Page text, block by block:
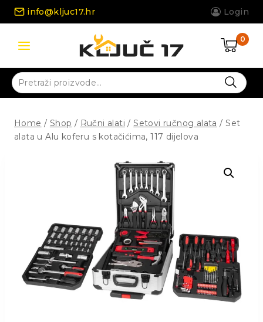
Skip
info@kljuc17.hr Login
0
Pretraži:
Home / Shop / Ručni alati / Setovi ručnog alata / Set
alata u Alu koferu s kotačićima, 117 dijelova